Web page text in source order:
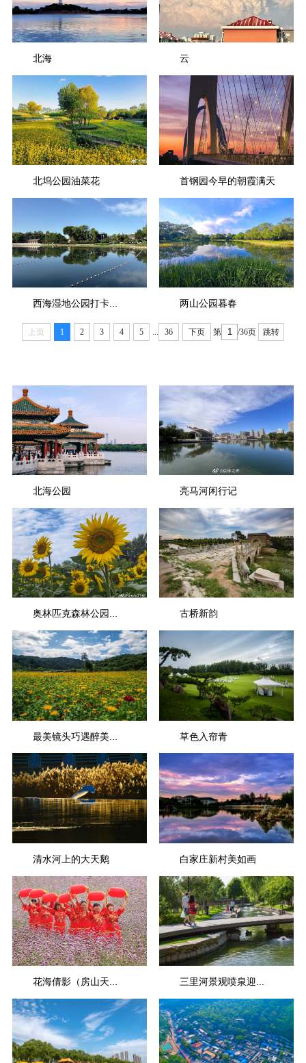
北海 云
北坞公园油菜花 首钢园今早的朝霞满天
西海湿地公园打卡... 两山公园暮春
上页 1 2 3 4 5 ... 36 下页 第 /36页 跳转
北海公园 亮马河闲行记
奥林匹克森林公园... 古桥新韵
最美镜头巧遇醉美...
何嵘
草色入帘青
丁帮学
清水河上的大天鹅
池淳
白家庄新村美如画
李治国
花海倩影（房山天...
凌福平
三里河景观喷泉迎...
张妙茵